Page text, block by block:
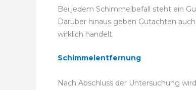
Bei jedem Schimmelbefall steht ein
Darüber hinaus geben Gutachten
wirklich handelt.
Schimmelentfernung
Nach Abschluss der Untersuchung